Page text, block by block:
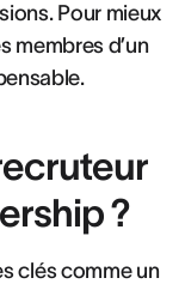
Pour mieux
membres d’un
?
clés comme un